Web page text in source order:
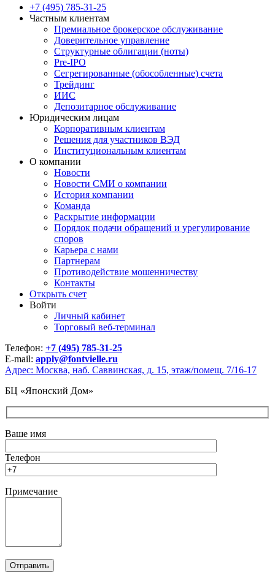
Close
Menu
+7 (495) 785-31-25
Частным клиентам
Премиальное брокерское обслуживание
Доверительное управление
Структурные облигации (ноты)
Pre-IPO
Сегрегированные (обособленные) счета
Трейдинг
ИИС
Депозитарное обслуживание
Юридическим лицам
Корпоративным клиентам
Решения для участников ВЭД
Институциональным клиентам
О компании
Новости
Новости СМИ о компании
История компании
Команда
Раскрытие информации
Порядок подачи обращений и урегулирование
споров
Карьера с нами
Партнерам
Противодействие мошенничеству
Контакты
Открыть счет
Войти
Личный кабинет
Торговый веб-терминал
Телефон: +7 (495) 785-31-25
E-mail: apply@fontvielle.ru
Адрес: Москва, наб. Саввинская, д. 15, этаж/помещ. 7/16-17
БЦ «Японский Дом»
Ваше имя
Телефон
Примечание